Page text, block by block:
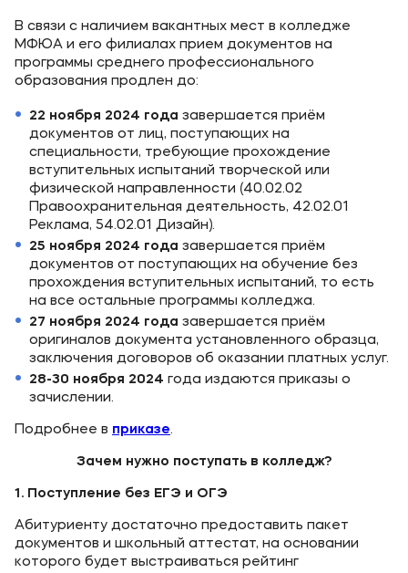
Институт дополнительного образования
Высшее образование
Дополнительное образование
Медиа
Объявления
Новости
Контакты
Банковские реквизиты
Карьера
Приемная комиссия
+7 (8442) 49-71-33
В связи с наличием вакантных мест в колледже
МФЮА и его филиалах прием документов на
программы среднего профессионального
образования продлен до:
22 ноября 2024 года завершается приём
документов от лиц, поступающих на
специальности, требующие прохождение
вступительных испытаний творческой или
физической направленности (40.02.02
Правоохранительная деятельность, 42.02.01
Реклама, 54.02.01 Дизайн).
25 ноября 2024 года завершается приём
документов от поступающих на обучение без
прохождения вступительных испытаний, то есть
на все остальные программы колледжа.
27 ноября 2024 года завершается приём
оригиналов документа установленного образца,
заключения договоров об оказании платных услуг.
28-30 ноября 2024 года издаются приказы о
зачислении.
Подробнее в приказе.
Зачем нужно поступать в колледж?
1. Поступление без ЕГЭ и ОГЭ
Абитуриенту достаточно предоставить пакет
документов и школьный аттестат, на основании
которого будет выстраиваться рейтинг